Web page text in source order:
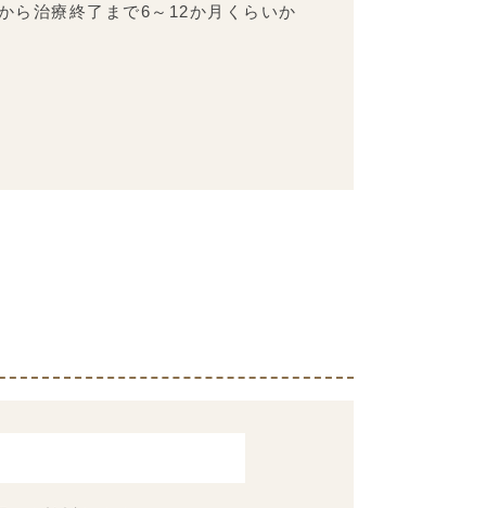
ら治療終了まで6～12か月くらいか